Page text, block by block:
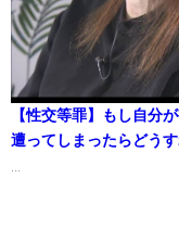
【性交等罪】もし自分
遭ってしまったらどう